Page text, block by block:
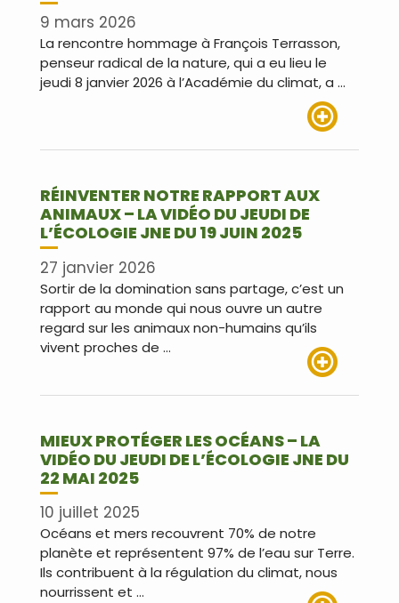
9 mars 2026
La rencontre hommage à François Terrasson,
penseur radical de la nature, qui a eu lieu le
jeudi 8 janvier 2026 à l’Académie du climat, a …
RÉINVENTER NOTRE RAPPORT AUX
ANIMAUX – LA VIDÉO DU JEUDI DE
L’ÉCOLOGIE JNE DU 19 JUIN 2025
27 janvier 2026
Sortir de la domination sans partage, c’est un
rapport au monde qui nous ouvre un autre
regard sur les animaux non-humains qu’ils
vivent proches de …
MIEUX PROTÉGER LES OCÉANS – LA
VIDÉO DU JEUDI DE L’ÉCOLOGIE JNE DU
22 MAI 2025
10 juillet 2025
Océans et mers recouvrent 70% de notre
planète et représentent 97% de l’eau sur Terre.
Ils contribuent à la régulation du climat, nous
nourrissent et …